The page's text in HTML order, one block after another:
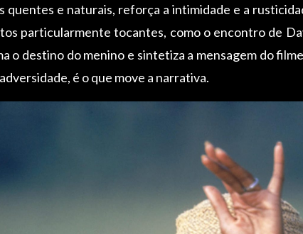
e naturais, reforça a intimidade e a
particularmente tocantes, como o encontro de
o destino do menino e sintetiza a mensagem do
é o que move a narrativa.